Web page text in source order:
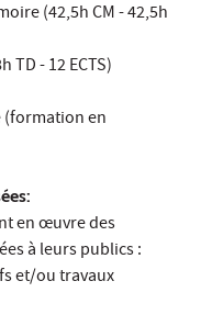
(42,5h CM - 42,5h
TD - 12 ECTS)
(formation en
en œuvre des
à leurs publics :
et/ou travaux